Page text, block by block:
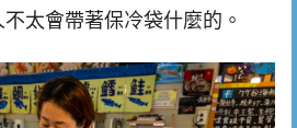
太會帶著保冷袋什麼的。